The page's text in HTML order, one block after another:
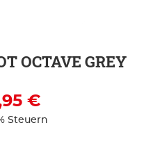
OCTAVE GREY
€
Steuern